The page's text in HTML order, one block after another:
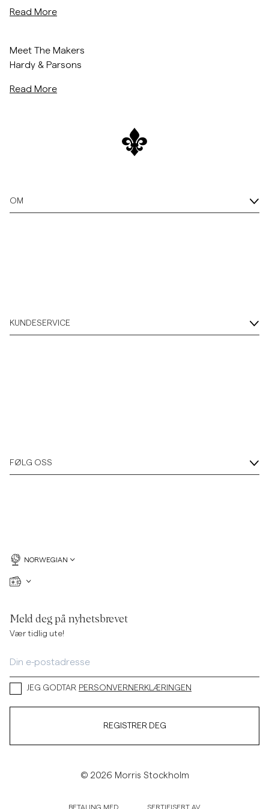
Poloskjorter
Yttertøy
Read More
Meet The Makers
Hardy & Parsons
Read More
OM
KUNDESERVICE
FØLG OSS
NORWEGIAN
Meld deg på nyhetsbrevet
Vær tidlig ute!
JEG GODTAR PERSONVERNERKLÆRINGEN
REGISTRER DEG
© 2026 Morris Stockholm
BETALING MED SERTIFISERT AV